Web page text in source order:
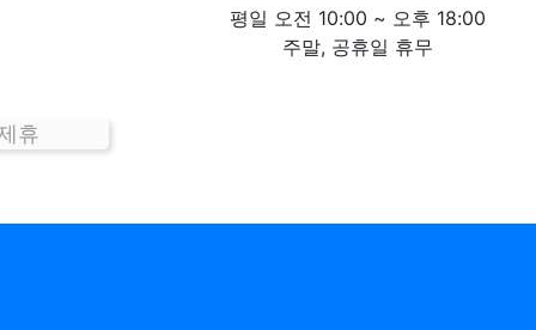
휴
평일 오전 10:00 ~ 오후 18:00
주말, 공휴일 휴무